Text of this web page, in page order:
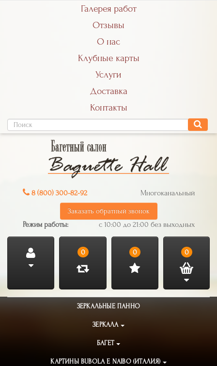
Галерея работ
Отзывы
О нас
Клубные карты
Услуги
Доставка
Контакты
8 (800) 300-82-92 Многоканальный
Заказать обратный звонок
Режим работы: с 10:00 до 21:00 без выходных
0 0 0
ЗЕРКАЛЬНЫЕ ПАННО
ЗЕРКАЛА
БАГЕТ
КАРТИНЫ BUBOLA E NAIBO (ИТАЛИЯ)